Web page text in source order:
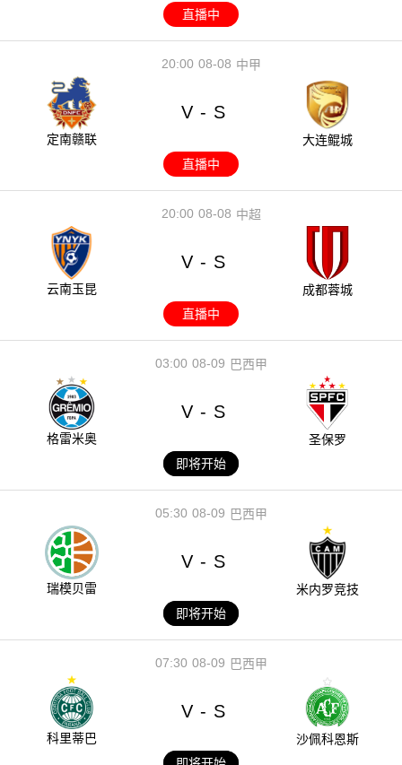
直播中
08-08
20:00 中甲
定南赣联
V - S
大连鲲城
直播中
08-08
20:00 中超
云南玉昆
V - S
成都蓉城
直播中
08-09
03:00 巴西甲
格雷米奥
V - S
圣保罗
即将开始
08-09
05:30 巴西甲
瑞模贝雷
V - S
米内罗竞技
即将开始
08-09
07:30 巴西甲
科里蒂巴
V - S
沙佩科恩斯